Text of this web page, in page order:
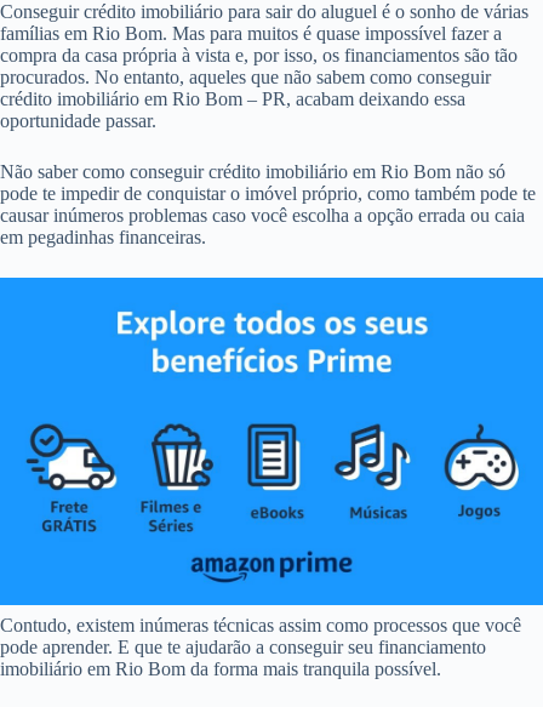
Conseguir crédito imobiliário para sair do aluguel é o sonho de várias
famílias em Rio Bom. Mas para muitos é quase impossível fazer a
compra da casa própria à vista e, por isso, os financiamentos são tão
procurados. No entanto, aqueles que não sabem como conseguir
crédito imobiliário em Rio Bom – PR, acabam deixando essa
oportunidade passar.
Não saber como conseguir crédito imobiliário em Rio Bom não só
pode te impedir de conquistar o imóvel próprio, como também pode te
causar inúmeros problemas caso você escolha a opção errada ou caia
em pegadinhas financeiras.
Contudo, existem inúmeras técnicas assim como processos que você
pode aprender. E que te ajudarão a conseguir seu financiamento
imobiliário em Rio Bom da forma mais tranquila possível.